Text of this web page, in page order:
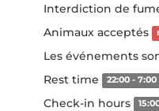
Interdiction de
Animaux acceptés
Les événements
Rest time 22:00 - 7:00
Check-in hours